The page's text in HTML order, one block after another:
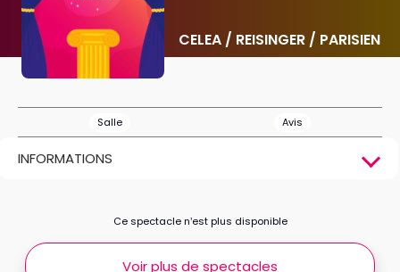
CELEA / REISINGER / PARISIEN
Salle Avis
INFORMATIONS
Ce spectacle n’est plus disponible
Voir plus de spectacles